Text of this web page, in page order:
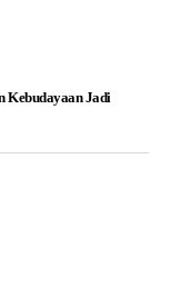
Kebudayaan Jadi